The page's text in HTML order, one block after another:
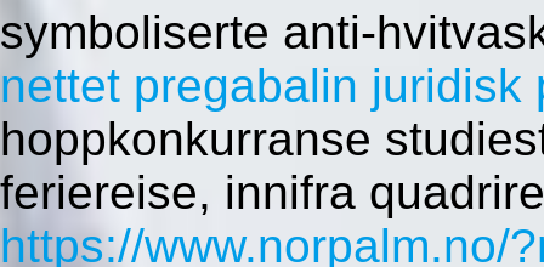
symboliserte anti-
nettet pregabalin juridisk
hoppkonkurranse
feriereise, innifra
https://www.norpalm.no/